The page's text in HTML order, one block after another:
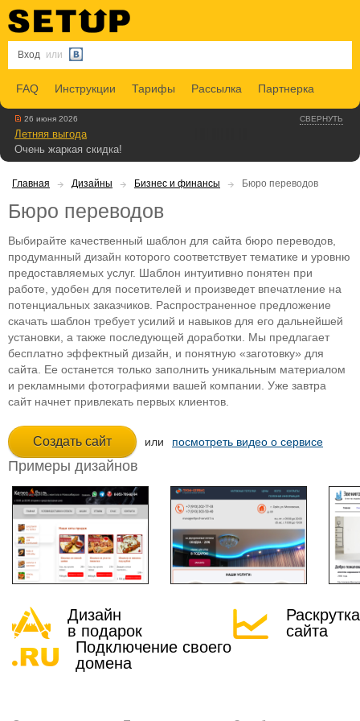
Вход или
FAQ Инструкции Тарифы Рассылка Партнерка
СВЕРНУТЬ
26 июня 2026
Летняя выгода
Очень жаркая скидка!
Главная Дизайны Бизнес и финансы Бюро переводов
Бюро переводов
Выбирайте качественный шаблон для сайта бюро переводов,
продуманный дизайн которого соответствует тематике и уровню
предоставляемых услуг. Шаблон интуитивно понятен при
работе, удобен для посетителей и произведет впечатление на
потенциальных заказчиков. Распространенное предложение
скачать шаблон требует усилий и навыков для его дальнейшей
установки, а также последующей доработки. Мы предлагает
бесплатно эффектный дизайн, и понятную «заготовку» для
сайта. Ее останется только заполнить уникальным материалом
и рекламными фотографиями вашей компании. Уже завтра
сайт начнет привлекать первых клиентов.
или посмотреть видео о сервисе
Примеры дизайнов
Дизайн
в подарок
Раскрутка
сайта
Подключение своего
домена